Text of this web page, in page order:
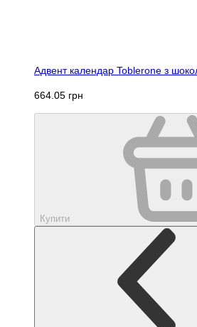
Адвент календар Toblerone з
664.05 грн
Купити